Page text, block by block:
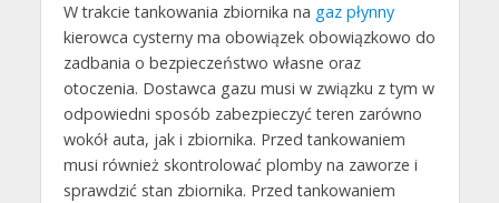
W trakcie tankowania zbiornika na gaz płynny
kierowca cysterny ma obowiązek obowiązkowo do
zadbania o bezpieczeństwo własne oraz
otoczenia. Dostawca gazu musi w związku z tym w
odpowiedni sposób zabezpieczyć teren zarówno
wokół auta, jak i zbiornika. Przed tankowaniem
musi również skontrolować plomby na zaworze i
sprawdzić stan zbiornika. Przed tankowaniem